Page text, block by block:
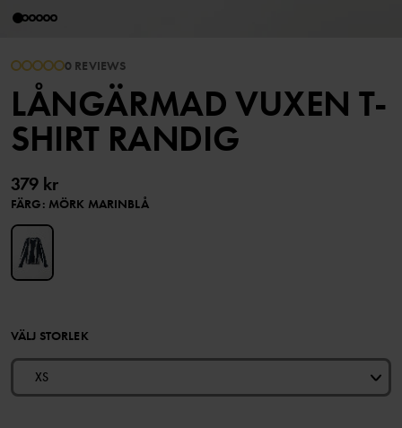
0 REVIEWS
LÅNGÄRMAD VUXEN T-
SHIRT RANDIG
379 kr
FÄRG: MÖRK MARINBLÅ
VÄLJ STORLEK
XS